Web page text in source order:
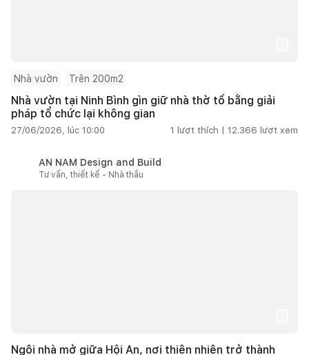
Nhà vườn Trên 200m2
Nhà vườn tại Ninh Bình gìn giữ nhà thờ tổ bằng giải
pháp tổ chức lại không gian
27/06/2026, lúc 10:00 1 lượt thích | 12.366 lượt xem
AN NAM Design and Build
Tư vấn, thiết kế - Nhà thầu
Ngôi nhà mở giữa Hội An, nơi thiên nhiên trở thành